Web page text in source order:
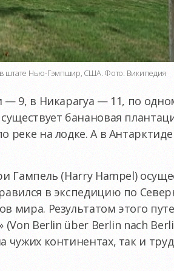
штате Нью-Гэмпшир, США. Фото: Википедия
9, в Никарагуа — 11, по
банановая
реке на лодке. А в
Гaмпель (Harry Hampel)
в экспедицию по
мира. Результатом этого
Berlin über Berlin nach
чужих континентах, так и